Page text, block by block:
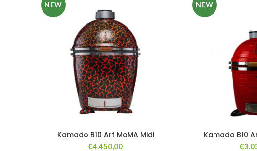
NEW
Kamado B10 Art MoMA Midi
€4.450,00
NEW
Kamado B10
€